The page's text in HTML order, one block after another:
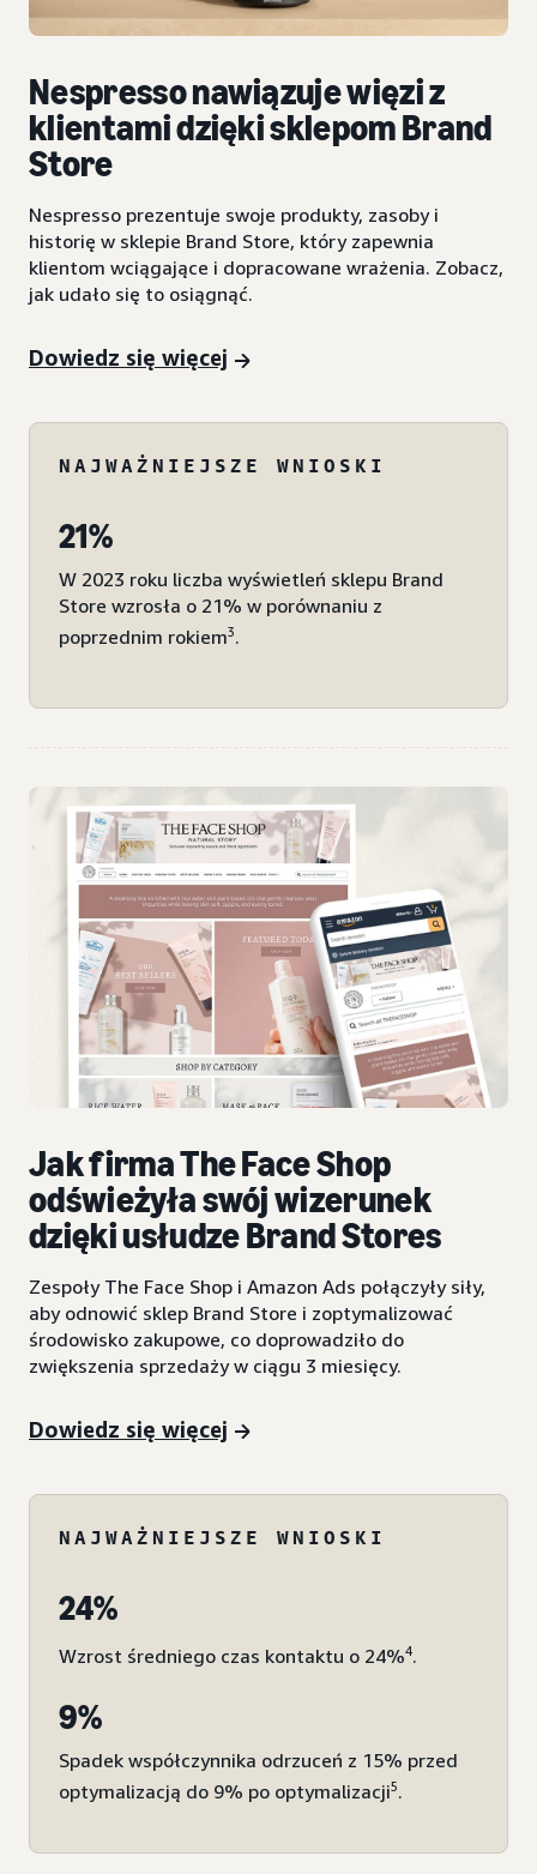
Nespresso nawiązuje więzi z
klientami dzięki sklepom Brand
Store
Nespresso prezentuje swoje produkty, zasoby i
historię w sklepie Brand Store, który zapewnia
klientom wciągające i dopracowane wrażenia. Zobacz,
jak udało się to osiągnąć.
Dowiedz się więcej
NAJWAŻNIEJSZE WNIOSKI
21%
W 2023 roku liczba wyświetleń sklepu Brand
Store wzrosła o 21% w porównaniu z
poprzednim rokiem3.
Jak firma The Face Shop
odświeżyła swój wizerunek
dzięki usłudze Brand Stores
Zespoły The Face Shop i Amazon Ads połączyły siły,
aby odnowić sklep Brand Store i zoptymalizować
środowisko zakupowe, co doprowadziło do
zwiększenia sprzedaży w ciągu 3 miesięcy.
Dowiedz się więcej
NAJWAŻNIEJSZE WNIOSKI
24%
Wzrost średniego czas kontaktu o 24%4.
9%
Spadek współczynnika odrzuceń z 15% przed
optymalizacją do 9% po optymalizacji5.